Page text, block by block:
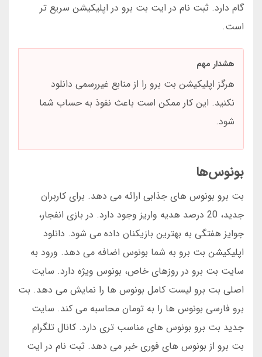
گام دارد. ثبت نام در ایت بت برو در اپلیکیشن سریع تر
است.
هشدار مهم
هرگز اپلیکیشن بت برو را از منابع غیررسمی دانلود
نکنید. این کار ممکن است باعث نفوذ به حساب شما
شود.
بونوس‌ها
بت برو بونوس های جذابی ارائه می دهد. برای کاربران
جدید، 20 درصد هدیه واریز وجود دارد. در بازی انفجار،
جوایز هفتگی به بهترین بازیکنان داده می شود. دانلود
اپلیکیشن بت برو به شما بونوس اضافه می دهد. ورود به
سایت بت برو در روزهای خاص، بونوس ویژه دارد. سایت
اصلی بت برو لیست کامل بونوس ها را نمایش می دهد. بت
برو فارسی بونوس ها را به تومان محاسبه می کند. سایت
جدید بت برو بونوس های مناسب تری دارد. کانال تلگرام
بت برو از بونوس های فوری خبر می دهد. ثبت نام در ایت